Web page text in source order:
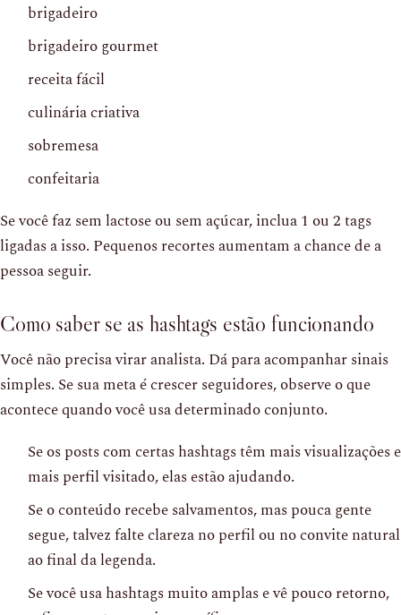
brigadeiro
brigadeiro gourmet
receita fácil
culinária criativa
sobremesa
confeitaria
Se você faz sem lactose ou sem açúcar, inclua 1 ou 2 tags
ligadas a isso. Pequenos recortes aumentam a chance de a
pessoa seguir.
Como saber se as hashtags estão funcionando
Você não precisa virar analista. Dá para acompanhar sinais
simples. Se sua meta é crescer seguidores, observe o que
acontece quando você usa determinado conjunto.
Se os posts com certas hashtags têm mais visualizações e
mais perfil visitado, elas estão ajudando.
Se o conteúdo recebe salvamentos, mas pouca gente
segue, talvez falte clareza no perfil ou no convite natural
ao final da legenda.
Se você usa hashtags muito amplas e vê pouco retorno,